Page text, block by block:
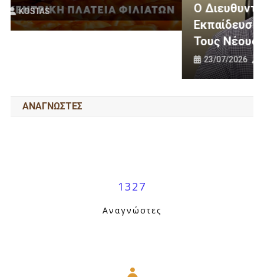
Ο Διευθυντής Της Δευτεροβάθμιας
Εκπαίδευσης Θεσπρωτίας Συγχαίρει
ΑΝΑΓΝΩΣΤΕΣ
1327
Αναγνώστες